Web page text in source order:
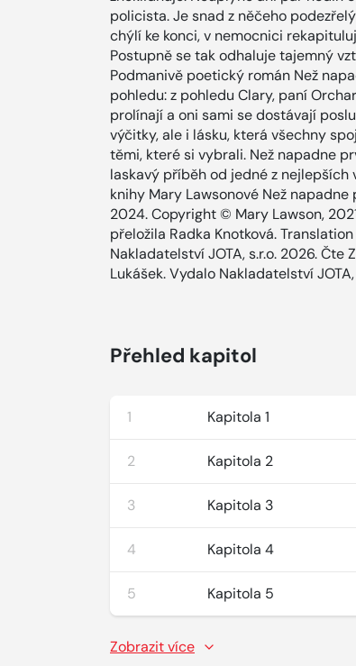
policista. Je snad z něčeho
chýlí ke konci, v nemocnici
Postupně se tak odhaluje tajemný
Podmanivě poetický román Než
pohledu: z pohledu Clary, paní
prolínají a oni sami se dostávají
výčitky, ale i lásku, která všechny
těmi, které si vybrali. Než napadne
laskavý příběh od jedné z nejlepších
knihy Mary Lawsonové Než
2024. Copyright © Mary Lawson,
přeložila Radka Knotková.
Nakladatelství JOTA, s.r.o. 2026. Čte
Lukášek. Vydalo Nakladatelství
Přehled kapitol
1 Kapitola 1
2 Kapitola 2
3 Kapitola 3
4 Kapitola 4
5 Kapitola 5
Zobrazit více